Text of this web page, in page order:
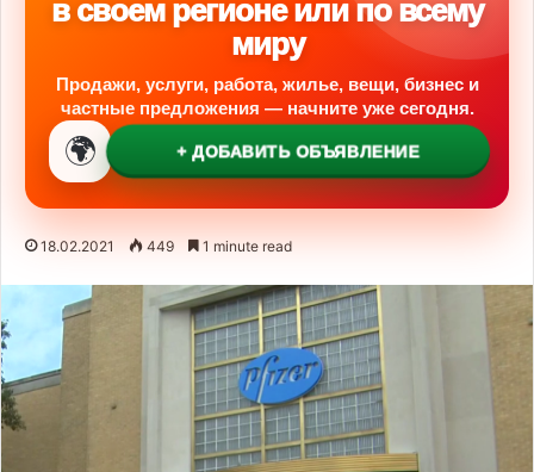
в своем регионе или по всему
миру
Продажи, услуги, работа, жилье, вещи, бизнес и
частные предложения — начните уже сегодня.
🌍 + ДОБАВИТЬ ОБЪЯВЛЕНИЕ
18.02.2021 449 1 minute read